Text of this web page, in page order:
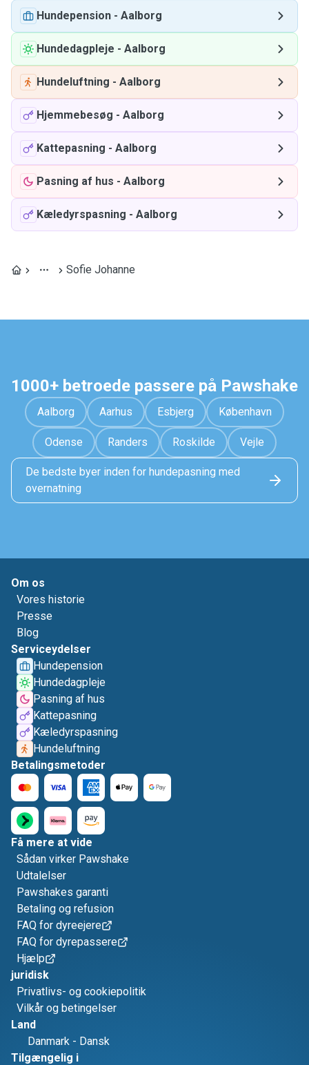
Hundepension - Aalborg
Hundedagpleje - Aalborg
Hundeluftning - Aalborg
Hjemmebesøg - Aalborg
Kattepasning - Aalborg
Pasning af hus - Aalborg
Kæledyrspasning - Aalborg
Sofie Johanne
1000+ betroede passere på Pawshake
Aalborg Aarhus Esbjerg København
Odense Randers Roskilde Vejle
De bedste byer inden for hundepasning med
overnatning
Om os
Vores historie
Presse
Blog
Serviceydelser
Hundepension
Hundedagpleje
Pasning af hus
Kattepasning
Kæledyrspasning
Hundeluftning
Betalingsmetoder
Få mere at vide
Sådan virker Pawshake
Udtalelser
Pawshakes garanti
Betaling og refusion
FAQ for dyreejere
FAQ for dyrepassere
Hjælp
juridisk
Privatlivs- og cookiepolitik
Vilkår og betingelser
Land
Danmark - Dansk
Tilgængelig i